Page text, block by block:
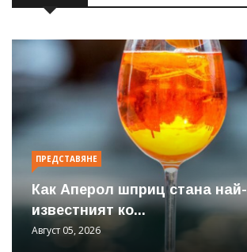
ПРЕДСТАВЯНЕ
Как Аперол шприц стана най-
известният ко...
Август 05, 2026